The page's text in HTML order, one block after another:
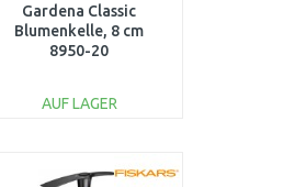
Gardena Classic
Blumenkelle, 8 cm
8950-20
AUF LAGER